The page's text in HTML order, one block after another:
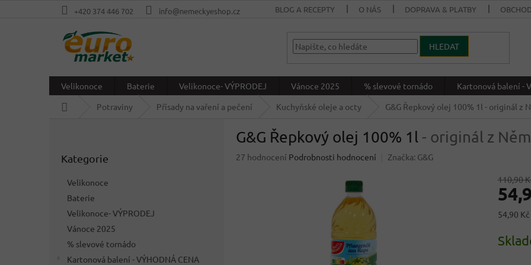
+420 374 446 702 info@nemeckyeshop.cz BLOG A RECEPTY O NÁS DOPRAVA & PLATBY
HLEDAT
Velikonoce Baterie Velikonoce- VÝPRODEJ Vánoce 2025 % slevové tornádo Kartonová balení -
Potraviny Přísady na vaření a pečení Kuchyňské oleje a octy G&G Řepkový olej 100% 1l - originál z
kategorie
Kategorie
Velikonoce
Baterie
Velikonoce- VÝPRODEJ
Vánoce 2025
% slevové tornádo
Kartonová balení - VÝHODNÁ CENA
G&G Řepkový olej 100% 1l - originál z
Průměrné
27 hodnocení Podrobnosti hodnocení Značka: G&G
110,90
Měrná
54,90